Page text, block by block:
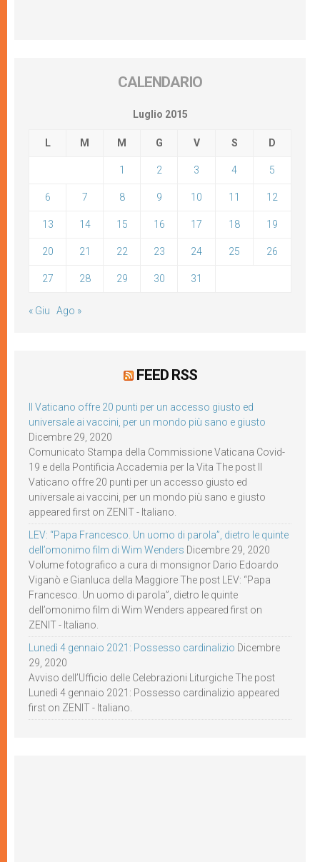
CALENDARIO
Luglio 2015
L M M G V S D
1 2 3 4 5
6 7 8 9 10 11 12
13 14 15 16 17 18 19
20 21 22 23 24 25 26
27 28 29 30 31
« Giu Ago »
FEED RSS
Il Vaticano offre 20 punti per un accesso giusto ed
universale ai vaccini, per un mondo più sano e giusto
Dicembre 29, 2020
Comunicato Stampa della Commissione Vaticana Covid-
19 e della Pontificia Accademia per la Vita The post Il
Vaticano offre 20 punti per un accesso giusto ed
universale ai vaccini, per un mondo più sano e giusto
appeared first on ZENIT - Italiano.
LEV: “Papa Francesco. Un uomo di parola”, dietro le quinte
dell’omonimo film di Wim Wenders Dicembre 29, 2020
Volume fotografico a cura di monsignor Dario Edoardo
Viganò e Gianluca della Maggiore The post LEV: “Papa
Francesco. Un uomo di parola”, dietro le quinte
dell’omonimo film di Wim Wenders appeared first on
ZENIT - Italiano.
Lunedì 4 gennaio 2021: Possesso cardinalizio Dicembre
29, 2020
Avviso dell’Ufficio delle Celebrazioni Liturgiche The post
Lunedì 4 gennaio 2021: Possesso cardinalizio appeared
first on ZENIT - Italiano.